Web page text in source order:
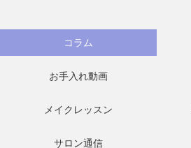
コラム
お手入れ動画
メイクレッスン
サロン通信